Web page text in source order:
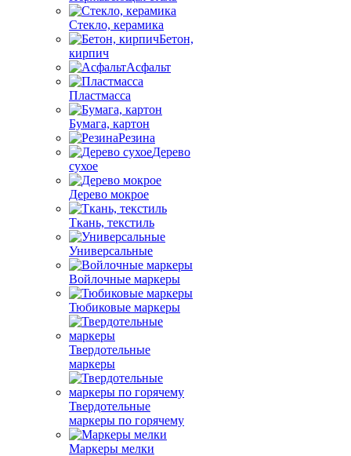
Стекло, керамика
Бетон,
кирпич
Асфальт
Пластмасса
Бумага, картон
Резина
Дерево
сухое
Дерево мокрое
Ткань, текстиль
Универсальные
Войлочные маркеры
Тюбиковые маркеры
Твердотельные
маркеры
Твердотельные
маркеры по горячему
Маркеры мелки